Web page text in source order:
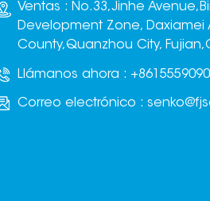
el
en la
desde
el otro
y
cabezal
independiente
cámara de
producto. Para
bien curados, se
conectarse a la
Ventas : No.33,Jinhe
Development Zone, Daxiamei
County,Quanzhou City,
Llámanos ahora :
Correo electrónico :